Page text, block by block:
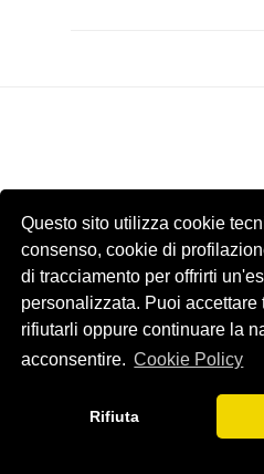
Questo sito utilizza cookie
consenso, cookie di
di tracciamento per offrirti
personalizzata. Puoi accettare
rifiutarli oppure continuare la
acconsentire. Cookie Policy
Rifiuta
Template byThemeXpose. Tutti le
internet appartengono ai rispettivi
blogfrivolopergenteseria@gmail.com